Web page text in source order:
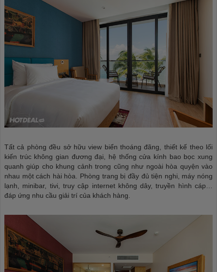
Tất cả phòng đều sở hữu view biển thoáng đãng, thiết kế theo lối
kiến trúc không gian đương đại, hệ thống cửa kính bao bọc xung
quanh giúp cho khung cảnh trong cũng như ngoài hòa quyện vào
nhau một cách hài hòa. Phòng trang bị đầy đủ tiện nghi, máy nóng
lạnh, minibar, tivi, truy cập internet không dây, truyền hình cáp…
đáp ứng nhu cầu giải trí của khách hàng.